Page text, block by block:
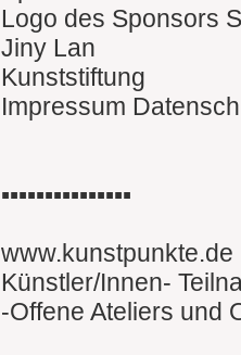
Logo des Sponsors
Jiny Lan
Kunststiftung
Impressum
▪︎▪︎▪︎▪︎▪︎▪︎▪︎▪︎▪︎▪︎▪︎▪︎▪︎▪︎▪︎
www.kunstpunkte.de
Künstler/Innen-
-Offene Ateliers und